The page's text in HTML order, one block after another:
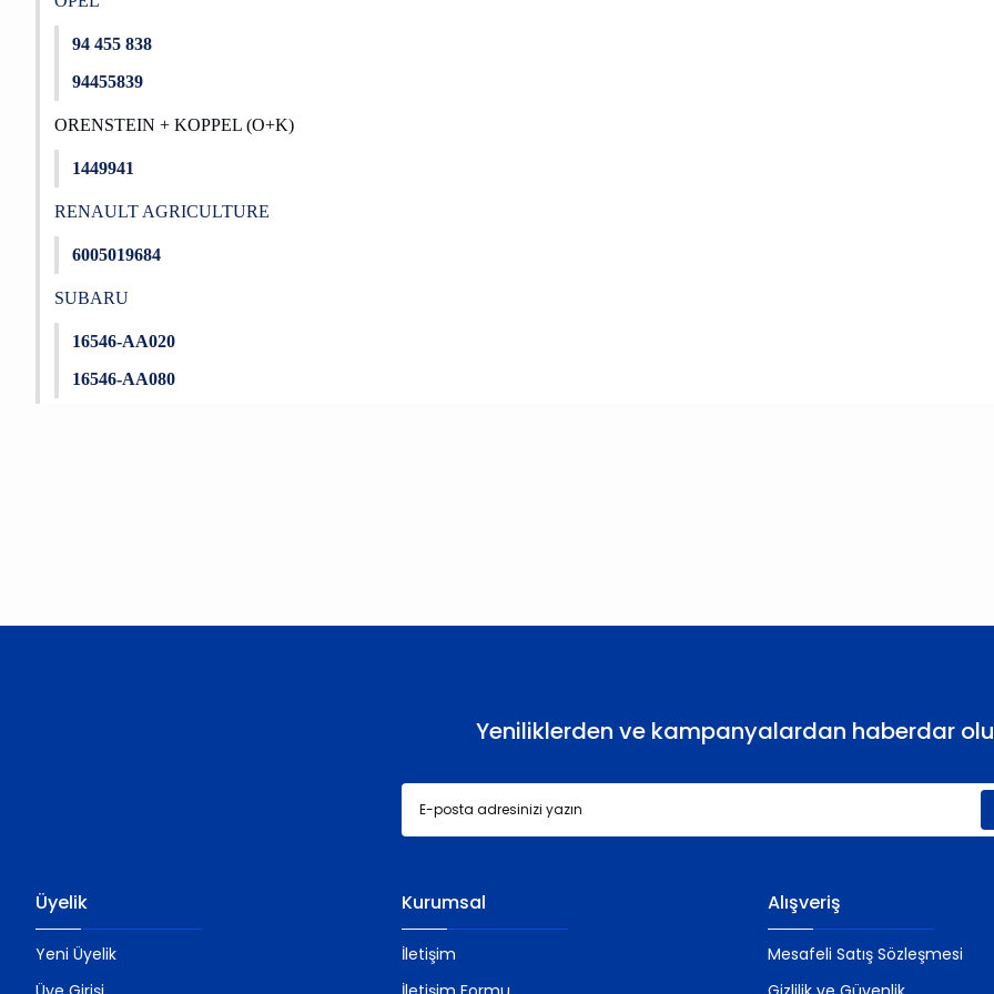
94 455 838
94455839
ORENSTEIN + KOPPEL (O+K)
1449941
RENAULT AGRICULTURE
6005019684
SUBARU
16546-AA020
16546-AA080
Ürün bilgilerinde hatalar bulunuyor.
Gönder
Yeniliklerden ve kampanyalardan haberdar
Üyelik
Yeni Üyelik
Kurumsal
İletişim
Alışveriş
Mesafeli Satış Sözleşmesi